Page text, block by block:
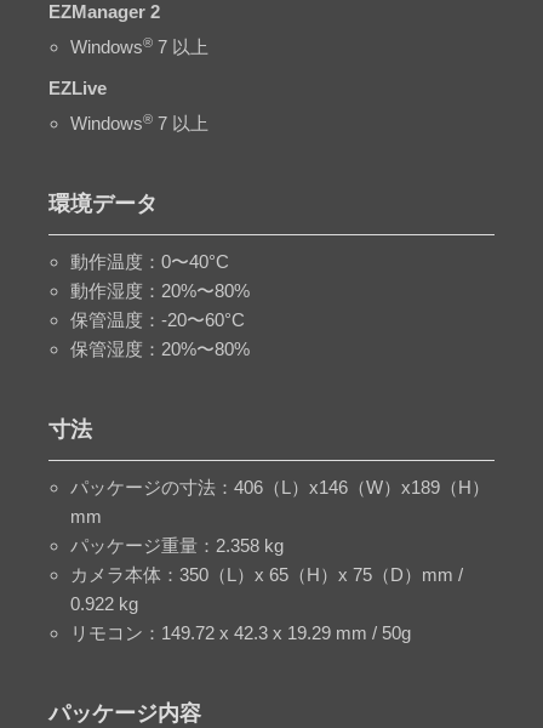
EZManager 2
Windows® 7 以上
EZLive
Windows® 7 以上
環境データ
動作温度：0〜40°C
動作湿度：20%〜80%
保管温度：-20〜60°C
保管湿度：20%〜80%
寸法
パッケージの寸法：406（L）x146（W）x189（H）
mm
パッケージ重量：2.358 kg
カメラ本体：350（L）x 65（H）x 75（D）mm /
0.922 kg
リモコン：149.72 x 42.3 x 19.29 mm / 50g
パッケージ内容